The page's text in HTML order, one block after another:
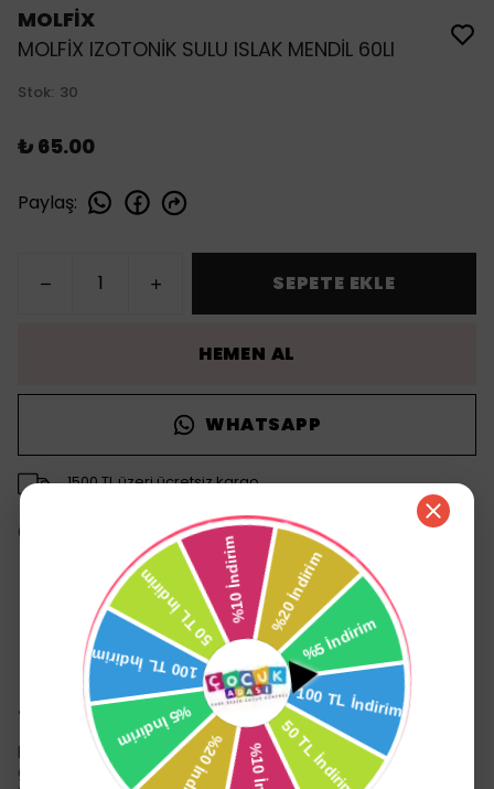
MOLFİX
MOLFİX IZOTONİK SULU ISLAK MENDİL 60LI
Stok: 30
₺ 65.00
Paylaş:
SEPETE EKLE
HEMEN AL
WHATSAPP
1500 TL üzeri ücretsiz kargo
14 gün içinde iade değişim
Ürün Açıklaması
Molfix Islak Mendil Ferah
Temizlik İzotonik Sulu 60'lı
Bebeklerin günlük bakımında tazelik ve hijyeni bir araya
getiren
Molfix Islak Mendil Ferah Temizlik İzotonik